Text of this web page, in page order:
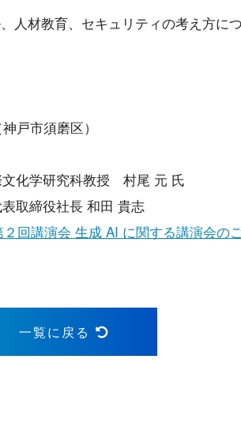
人材教育、セキュリティの考え方に
戸市須磨区）
文化学研究科教授 村尾 元 氏
取締役社長 和田 貴志
回講演会 生成 AI に関する講演会の
一覧に戻る